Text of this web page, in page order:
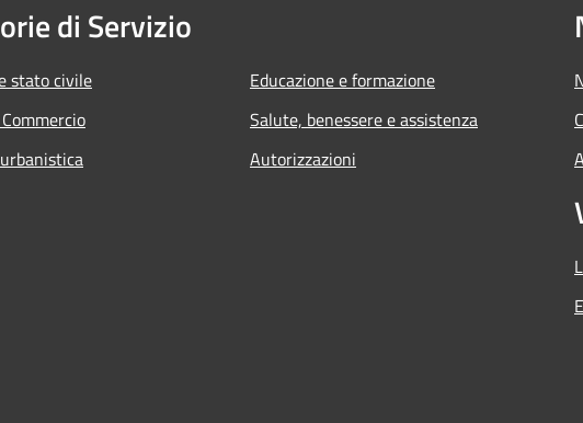
di Servizio
stato civile
Educazione e formazione
Salute, benessere e assistenza
Autorizzazioni